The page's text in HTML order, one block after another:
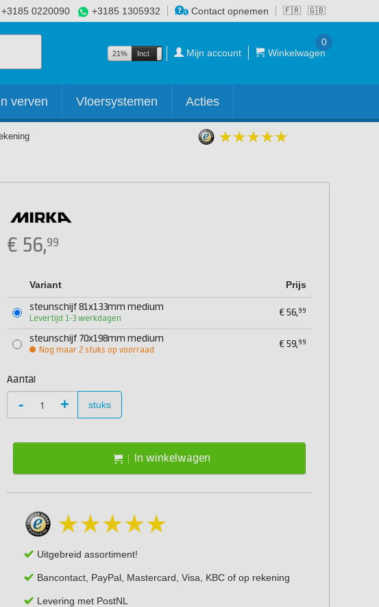
🇫🇷 🇬🇧
+3185 0220090 +3185 1305932 Contact opnemen
21% Incl. Excl. Mijn account Winkelwagen
0
verven Vloersystemen Acties
€ 56,99
Variant Prijs
steunschijf 81x133mm medium
Levertijd 1-3 werkdagen
€56,99
steunschijf 70x198mm medium
Nog maar 2 stuks op voorraad
€59,99
Aantal
- + stuks
In winkelwagen
Uitgebreid assortiment!
Bancontact, PayPal, Mastercard, Visa, KBC of op rekening
Levering met PostNL